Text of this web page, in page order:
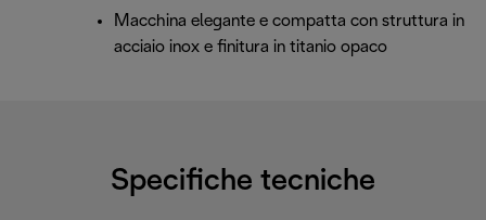
Macchina elegante e compatta con struttura in
acciaio inox e finitura in titanio opaco
Specifiche tecniche